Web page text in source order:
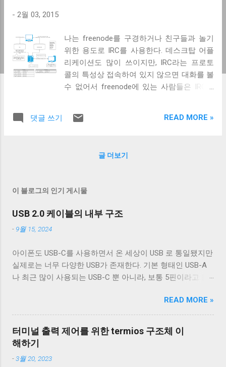
- 2월 03, 2015
나는 freenode를 구경하거나 친구들과 놀기
위한 용도로 IRC를 사용한다. 데스크탑 어플
리케이션도 많이 쓰이지만, IRC라는 프로토
콜의 특성상 접속하여 있지 않으면 대화를 볼
수 없어서 freenode에 있는 사람들은 IRC를
만, 보통 개발자 중에 이런 방식을 사용하는
나, IRC Cloud 라는 서비스를 사용한다. 하지
IRC Cloud를 사용하기에는 한 달에 5$ 하는
비용뿐 아니라 WeeChat의 plug-in기능이 아
쉬워진다. 그래서 보통은 WeeChat과 IRC
에 불편한 건 어쩔 수 없다. 그래서 WeeChat
plug-in을 이용해 위와 같은 웹 서비스를 만들
어볼 계획이었다. 우선 채팅 로그를 DB에 저
전히 같은 목적을 가진 relay protocol 이 있다
는 것을 알게 되었다. Relay protocol은
WeeChat client가 relay 서버가 되어, Relay 클
댓글 쓰기 READ MORE »
글 더보기
이 블로그의 인기 게시물
USB 2.0 케이블의 내부 구조
- 9월 15, 2024
아이폰도 USB-C를 사용하면서 온 세상이 USB 로 통일됐지만
실제로는 너무 다양한 USB가 존재한다. 기본 형태인 USB-A
나 최근 많이 사용되는 USB-C 뿐 아니라, 보통 5핀이라고 불
그래도 컨넥터는 모양이 다르기 때문에 쉽게 구분할 수 있는
데 케이블은 답이 없다. 겉으로는 똑같아 보이는 케이블이라
도 어떤 케이블은 데이터 통신이 안 되고 어떤 케이블은 데이
터 통신이 가능하다. 이런 차이는 케이블 내부 구성에 따라 발
생한다. 이번 글에서는 USB 2.0 케이블의 내부를 통해 USB 케
이블에 대해 자세히 알아보겠다. Micro-B 케이블의 편조 차폐
READ MORE »
터미널 출력 제어를 위한 termios 구조체 이
해하기
-3월 20, 2023